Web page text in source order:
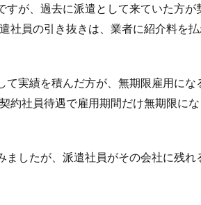
すが、過去に派遣として来ていた方
社員の引き抜きは、業者に紹介料を
て実績を積んだ方が、無期限雇用にな
約社員待遇で雇用期間だけ無期限に
ましたが、派遣社員がその会社に残れ